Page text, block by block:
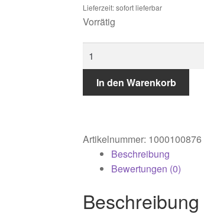
Lieferzeit: sofort lieferbar
Vorrätig
Nightlight
Signalweiß
In den Warenkorb
Artikelnummer: 1000100876
Beschreibung
Bewertungen (0)
Beschreibung